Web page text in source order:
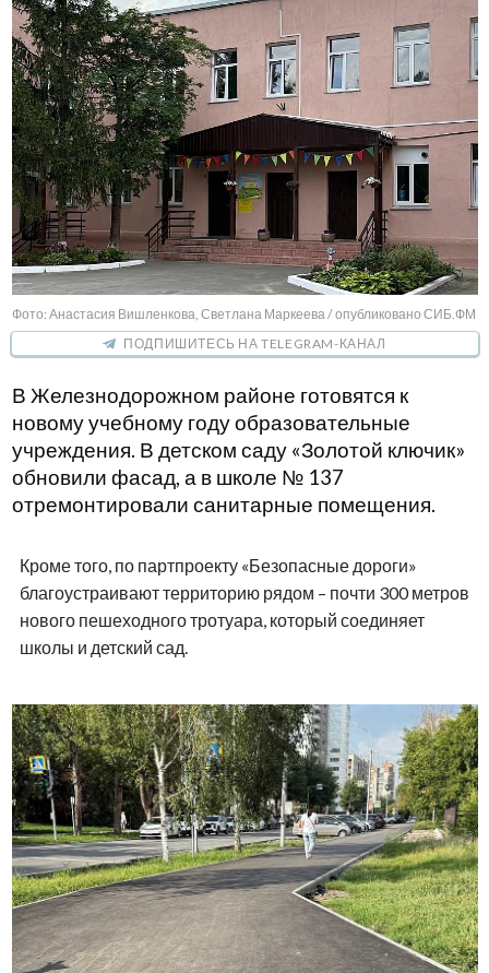
Фото: Анастасия Вишленкова, Светлана Маркеева / опубликовано СИБ.ФМ
ПОДПИШИТЕСЬ НА TELEGRAM-КАНАЛ
В Железнодорожном районе готовятся к
новому учебному году образовательные
учреждения. В детском саду «Золотой ключик»
обновили фасад, а в школе № 137
отремонтировали санитарные помещения.
Кроме того, по партпроекту «Безопасные дороги»
благоустраивают территорию рядом – почти 300 метров
нового пешеходного тротуара, который соединяет
школы и детский сад.